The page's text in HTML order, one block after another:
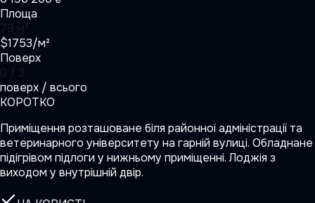
Площа
79 м²
$1753/м²
Поверх
0 / 3
поверх / всього
КОРОТКО
Приміщення розташоване біля районної адміністрації та
ветеринарного університету на гарній вулиці. Обладнане
підігрівом підлоги у нижньому приміщенні. Лоджія з
виходом у внутрішній двір.